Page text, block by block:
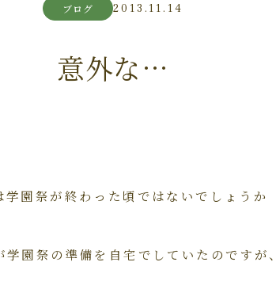
ブログ 2013.11.14
意外な…
園祭が終わった頃ではないでしょうか
園祭の準備を自宅でしていたのですが、